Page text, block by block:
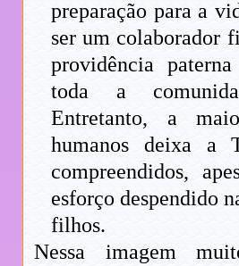
preparação para a
ser um colaborador
providência
toda a
Entretanto, a
humanos deixa a
compreendidos,
esforço despendido
filhos.
Nessa imagem